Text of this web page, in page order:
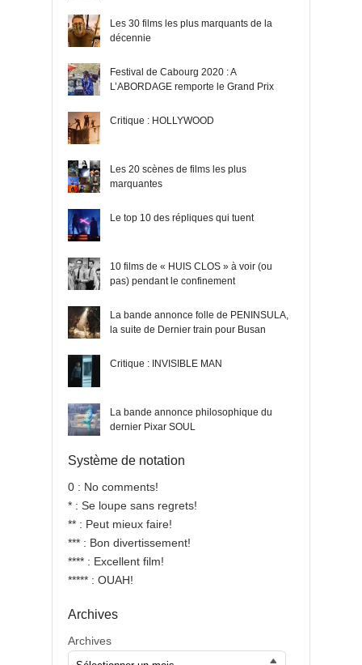
Les 30 films les plus marquants de la
décennie
Festival de Cabourg 2020 : A
L’ABORDAGE remporte le Grand Prix
Critique : HOLLYWOOD
Les 20 scènes de films les plus
marquantes
Le top 10 des répliques qui tuent
10 films de « HUIS CLOS » à voir (ou
pas) pendant le confinement
La bande annonce folle de PENINSULA,
la suite de Dernier train pour Busan
Critique : INVISIBLE MAN
La bande annonce philosophique du
dernier Pixar SOUL
Système de notation
0 : No comments!
* : Se loupe sans regrets!
** : Peut mieux faire!
*** : Bon divertissement!
**** : Excellent film!
***** : OUAH!
Archives
Archives